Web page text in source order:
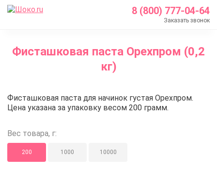
8 (800) 777-04-64
Заказать звонок
Каталог
Кондитерские ингредиенты
Фисташковая паста
Фисташковая паста Орехпром (0,2 кг)
Фисташковая паста Орехпром (0,2
кг)
Фисташковая паста Орехпром
Фисташковая паста для начинок густая Орехпром.
Цена указана за упаковку весом 200 грамм.
Вес товара, г:
200 1000 10000